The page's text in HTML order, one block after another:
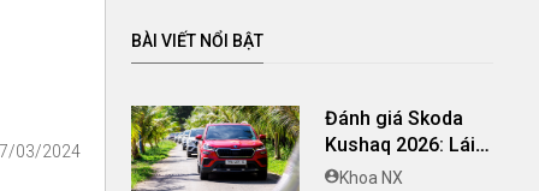
03/2024
BÀI VIẾT NỔI BẬT
Đánh giá Skoda
Kushaq 2026: Lái
thú vị, nhiều tiện
Khoa NX